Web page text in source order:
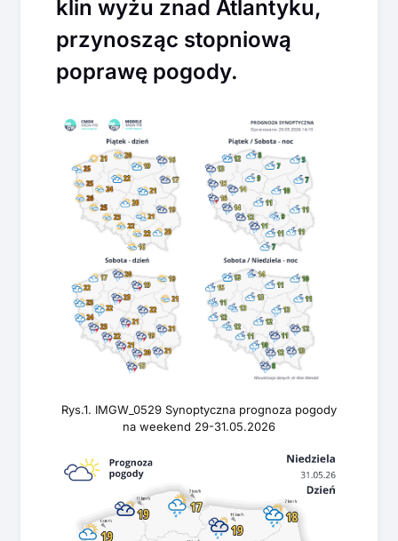
klin wyżu znad Atlantyku,
przynosząc stopniową
poprawę pogody.
Rys.1. IMGW_0529 Synoptyczna prognoza pogody
na weekend 29-31.05.2026